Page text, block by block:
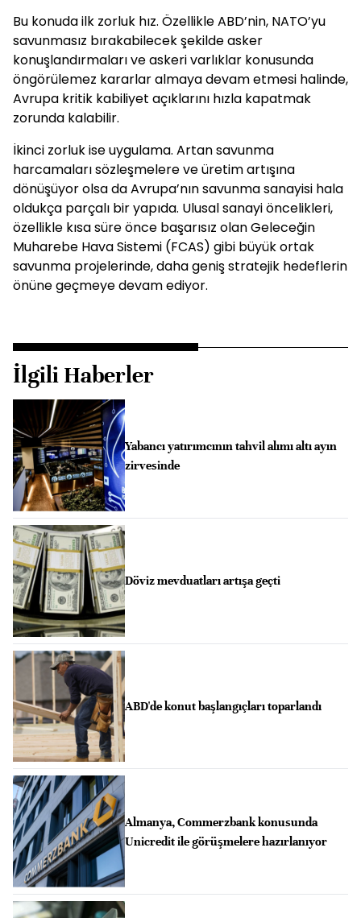
Bu konuda ilk zorluk hız. Özellikle ABD’nin, NATO’yu
savunmasız bırakabilecek şekilde asker
konuşlandırmaları ve askeri varlıklar konusunda
öngörülemez kararlar almaya devam etmesi halinde,
Avrupa kritik kabiliyet açıklarını hızla kapatmak
zorunda kalabilir.
İkinci zorluk ise uygulama. Artan savunma
harcamaları sözleşmelere ve üretim artışına
dönüşüyor olsa da Avrupa’nın savunma sanayisi hala
oldukça parçalı bir yapıda. Ulusal sanayi öncelikleri,
özellikle kısa süre önce başarısız olan Geleceğin
Muharebe Hava Sistemi (FCAS) gibi büyük ortak
savunma projelerinde, daha geniş stratejik hedeflerin
önüne geçmeye devam ediyor.
İlgili Haberler
Yabancı yatırımcının tahvil alımı altı ayın
zirvesinde
Döviz mevduatları artışa geçti
ABD'de konut başlangıçları toparlandı
Almanya, Commerzbank konusunda
Unicredit ile görüşmelere hazırlanıyor